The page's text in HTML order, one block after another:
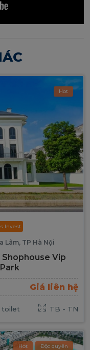
Hot
Invest
Lâm, TP Hà Nội
Shophouse Vip
Giá liên hệ
toilet TB - TN
Hot Độc quyền